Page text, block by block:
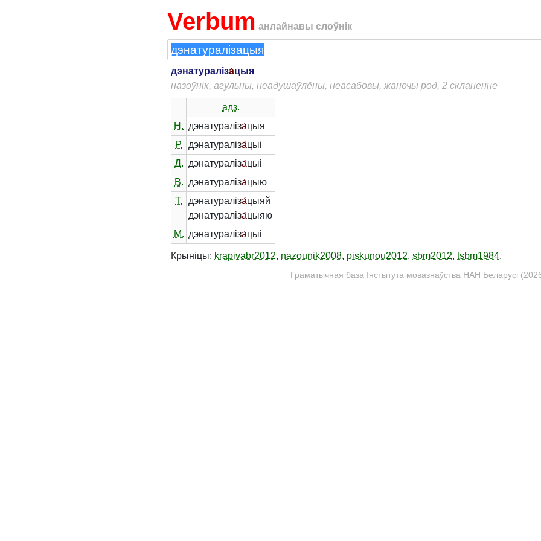
Verbum анлайнавы слоўнік
дэнатураліза́цыя
назоўнік, агульны, неадушаўлёны, неасабовы, жаночы род, 2 скланенне
адз.
Н. дэнатураліза́цыя
Р.
дэнатураліза́цыі
Д. дэнатураліза́цыі
В. дэнатураліза́цыю
Т.
дэнатураліза́цыяй
дэнатураліза́цыяю
М. дэнатураліза́цыі
Крыніцы: krapivabr2012, nazounik2008, piskunou2012, sbm2012, tsbm1984.
Граматычная база Інстытута мовазнаўства НАН Беларусі